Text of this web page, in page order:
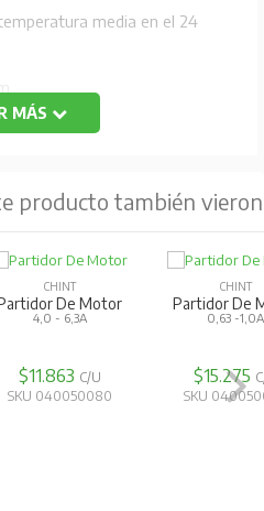
media en el 24
En el lugar de montaje, la
de temperatura más baja,
90% a 20.
(NS2-25) ,10 (NS2-80B)
Sistema operacional
producto deberá ser
MÁS
producto también vieron
CHINT
De Motor
4,0 - 6,3A
$11.863 C/U
SKU 040050080
CHINT
Partidor De
0,63 -1,0A
$15.275
SKU